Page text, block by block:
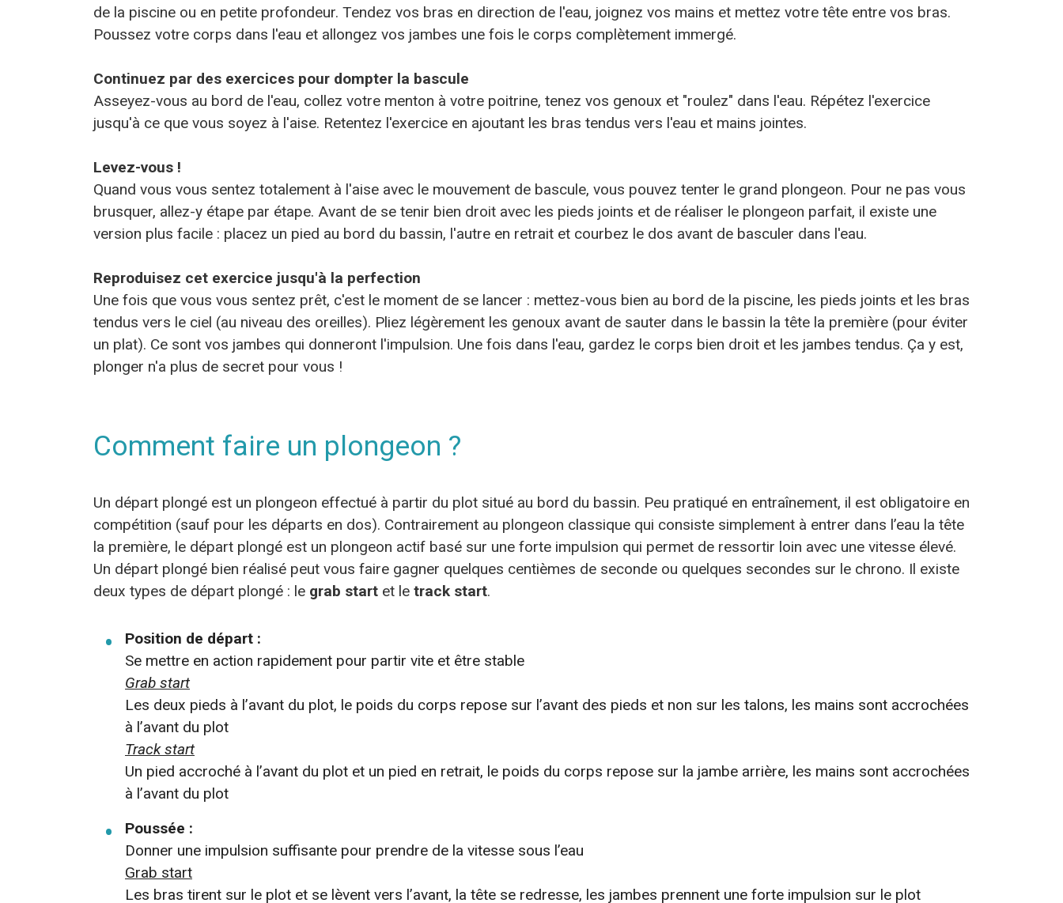
de la piscine ou en petite profondeur. Tendez vos bras en direction de l'eau, joignez vos mains et mettez votre tête entre vos bras.
Poussez votre corps dans l'eau et allongez vos jambes une fois le corps complètement immergé.
Continuez par des exercices pour dompter la bascule
Asseyez-vous au bord de l'eau, collez votre menton à votre poitrine, tenez vos genoux et "roulez" dans l'eau. Répétez l'exercice
jusqu'à ce que vous soyez à l'aise. Retentez l'exercice en ajoutant les bras tendus vers l'eau et mains jointes.
Levez-vous !
Quand vous vous sentez totalement à l'aise avec le mouvement de bascule, vous pouvez tenter le grand plongeon. Pour ne pas vous
brusquer, allez-y étape par étape. Avant de se tenir bien droit avec les pieds joints et de réaliser le plongeon parfait, il existe une
version plus facile : placez un pied au bord du bassin, l'autre en retrait et courbez le dos avant de basculer dans l'eau.
Reproduisez cet exercice jusqu'à la perfection
Une fois que vous vous sentez prêt, c'est le moment de se lancer : mettez-vous bien au bord de la piscine, les pieds joints et les bras
tendus vers le ciel (au niveau des oreilles). Pliez légèrement les genoux avant de sauter dans le bassin la tête la première (pour éviter
un plat). Ce sont vos jambes qui donneront l'impulsion. Une fois dans l'eau, gardez le corps bien droit et les jambes tendus. Ça y est,
plonger n'a plus de secret pour vous !
Comment faire un plongeon ?
Un départ plongé est un plongeon effectué à partir du plot situé au bord du bassin. Peu pratiqué en entraînement, il est obligatoire en
compétition (sauf pour les départs en dos). Contrairement au plongeon classique qui consiste simplement à entrer dans l’eau la tête
la première, le départ plongé est un plongeon actif basé sur une forte impulsion qui permet de ressortir loin avec une vitesse élevé.
Un départ plongé bien réalisé peut vous faire gagner quelques centièmes de seconde ou quelques secondes sur le chrono. Il existe
deux types de départ plongé : le grab start et le track start.
Position de départ :
Se mettre en action rapidement pour partir vite et être stable
Grab start
Les deux pieds à l’avant du plot, le poids du corps repose sur l’avant des pieds et non sur les talons, les mains sont accrochées
à l’avant du plot
Track start
Un pied accroché à l’avant du plot et un pied en retrait, le poids du corps repose sur la jambe arrière, les mains sont accrochées
à l’avant du plot
Poussée :
Donner une impulsion suffisante pour prendre de la vitesse sous l’eau
Grab start
Les bras tirent sur le plot et se lèvent vers l’avant, la tête se redresse, les jambes prennent une forte impulsion sur le plot